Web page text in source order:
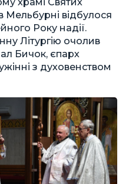
Мельбурні відбулося
Року надії.
Літургію очолив
Бичок, єпарх
з духовенством